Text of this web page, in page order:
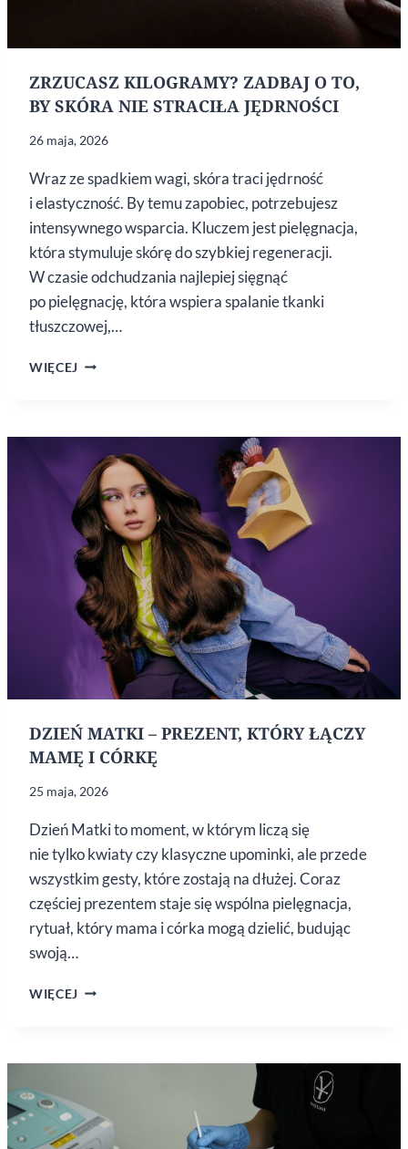
ZRZUCASZ KILOGRAMY? ZADBAJ O TO,
BY SKÓRA NIE STRACIŁA JĘDRNOŚCI
26 maja, 2026
Wraz ze spadkiem wagi, skóra traci jędrność
i elastyczność. By temu zapobiec, potrzebujesz
intensywnego wsparcia. Kluczem jest pielęgnacja,
która stymuluje skórę do szybkiej regeneracji.
W czasie odchudzania najlepiej sięgnąć
po pielęgnację, która wspiera spalanie tkanki
tłuszczowej,…
WIĘCEJ ZRZUCASZ
BY SKÓRA
NIE STRACIŁA
JĘDRNOŚCI
DZIEŃ MATKI – PREZENT, KTÓRY ŁĄCZY
MAMĘ I CÓRKĘ
25 maja, 2026
Dzień Matki to moment, w którym liczą się
nie tylko kwiaty czy klasyczne upominki, ale przede
wszystkim gesty, które zostają na dłużej. Coraz
częściej prezentem staje się wspólna pielęgnacja,
rytuał, który mama i córka mogą dzielić, budując
swoją…
WIĘCEJ DZIEŃ
KTÓRY ŁĄCZY
I CÓRKĘ